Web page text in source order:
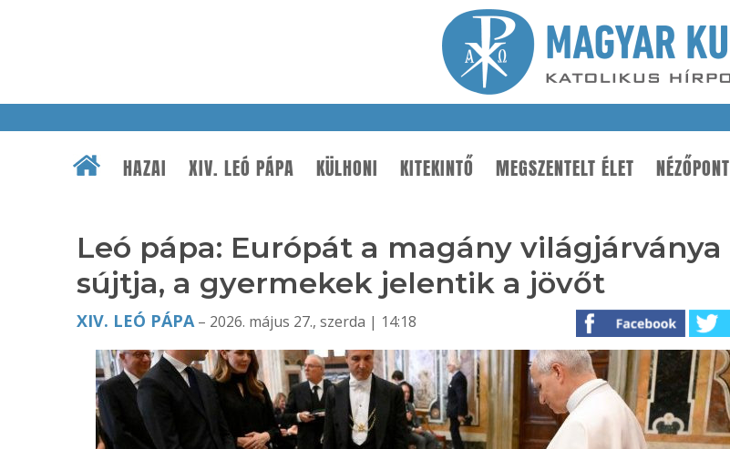
HAZAI XIV. LEÓ PÁPA KÜLHONI KITEKINTŐ MEGSZENTELT ÉLET NÉZŐPONT
Leó pápa: Európát a magány világjárványa
sújtja, a gyermekek jelentik a jövőt
XIV. LEÓ PÁPA– 2026. május 27., szerda | 14:18